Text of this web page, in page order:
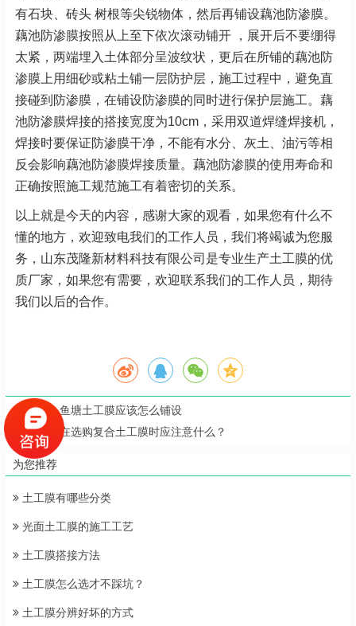
有石块、砖头 树根等尖锐物体，然后再铺设藕池防渗膜。
藕池防渗膜按照从上至下依次滚动铺开 ，展开后不要绷得
太紧，两端埋入土体部分呈波纹状，更后在所铺的藕池防
渗膜上用细砂或粘土铺一层防护层，施工过程中，避免直
接碰到防渗膜，在铺设防渗膜的同时进行保护层施工。藕
池防渗膜焊接的搭接宽度为10cm，采用双道焊缝焊接机，
焊接时要保证防渗膜干净，不能有水分、灰土、油污等相
反会影响藕池防渗膜焊接质量。藕池防渗膜的使用寿命和
正确按照施工规范施工有着密切的关系。
以上就是今天的内容，感谢大家的观看，如果您有什么不
懂的地方，欢迎致电我们的工作人员，我们将竭诚为您服
务，山东茂隆新材料科技有限公司是专业生产土工膜的优
质厂家，如果您有需要，欢迎联系我们的工作人员，期待
我们以后的合作。
上一篇：鱼塘土工膜应该怎么铺设
下一篇：
在选购复合土工膜时应注意什么？
为您推荐
土工膜有哪些分类
光面土工膜的施工工艺
土工膜搭接方法
土工膜怎么选才不踩坑？
土工膜分辨好坏的方式